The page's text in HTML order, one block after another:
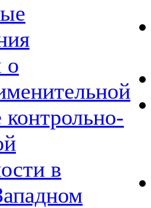
о
контрольно-
в